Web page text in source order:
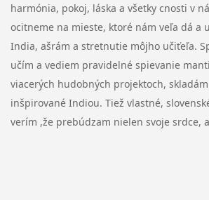
harmónia, pokoj, láska a všetky cnosti v
ocitneme na mieste, ktoré nám veľa dá a
India, ašrám a stretnutie môjho učiťeľa.
učím a vediem pravidelné spievanie
viacerých hudobných projektoch,
inšpirované Indiou. Tiež vlastné,
verím ,že prebúdzam nielen svoje srdce,